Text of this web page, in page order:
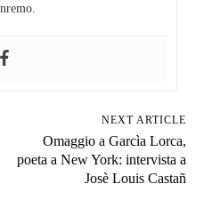
NEXT ARTICLE
Omaggio a Garcìa Lorca,
poeta a New York: intervista a
Josè Louis Castañ